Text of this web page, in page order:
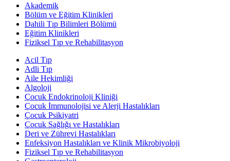
Akademik
Bölüm ve Eğitim Klinikleri
Dahili Tıp Bilimleri Bölümü
Eğitim Klinikleri
Fiziksel Tıp ve Rehabilitasyon
Acil Tıp
Adli Tıp
Aile Hekimliği
Algoloji
Çocuk Endokrinoloji Kliniği
Çocuk İmmunolojisi ve Alerji Hastalıkları
Çocuk Psikiyatri
Çocuk Sağlığı ve Hastalıkları
Deri ve Zührevi Hastalıkları
Enfeksiyon Hastalıkları ve Klinik Mikrobiyoloji
Fiziksel Tıp ve Rehabilitasyon